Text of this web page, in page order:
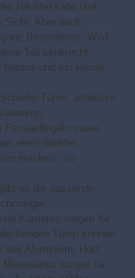
Hausfassade und
Sicht. Aber auch
Besonderes: Wird
Teil senkrecht
und ein kleiner
Türen, attraktive
Fensterflügeln sowie
einer dunklen
machen“, so
es die passende,
Kameras sorgen für
Türen können
aus Aluminium, Holz,
sorgen für